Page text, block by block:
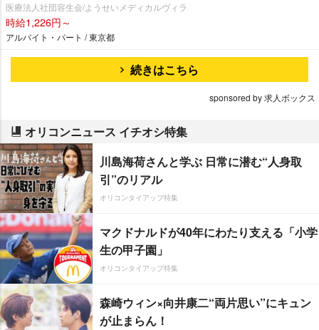
医療法人社団容生会/ようせいメディカルヴィラ
時給1,226円～
アルバイト・パート / 東京都
続きはこちら
sponsored by 求人ボックス
オリコンニュース イチオシ特集
川島海荷さんと学ぶ 日常に潜む“人身取
引”のリアル
オリコンタイアップ特集
マクドナルドが40年にわたり支える「小学
生の甲子園」
オリコンタイアップ特集
森崎ウィン×向井康二“両片思い”にキュン
が止まらん！